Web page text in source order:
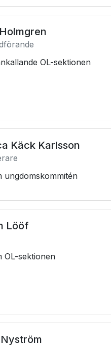
OL-sektionen
Käck Karlsson
ungdomskommitén
Lööf
OL-sektionen